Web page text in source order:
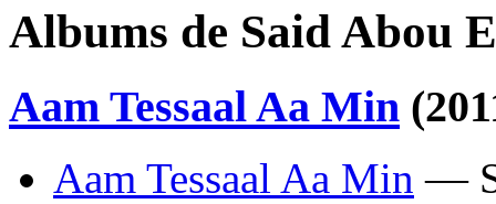
Albums de Said Abou
Aam Tessaal Aa Min
Aam Tessaal Aa Min —